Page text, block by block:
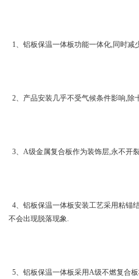
1、铝板保温一体板功能一体化,同时减
2、产品安装几乎不受气候条件影响,除
3、A级金属复合板作为装饰层,永不开
4、铝板保温一体板安装工艺采用粘锚
不会出现脱落现象.
5、铝板保温一体板采用A级不燃复合